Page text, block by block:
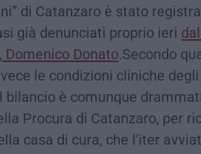
di Catanzaro è stato
già denunciati proprio ieri
Domenico Donato.Secondo
le condizioni cliniche degli
bilancio è comunque
Procura di Catanzaro, per
casa di cura, che l’iter